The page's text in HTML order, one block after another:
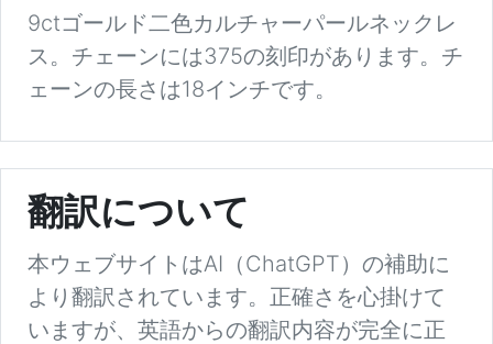
9ctゴールド二色カルチャーパールネックレ
ス。チェーンには375の刻印があります。チ
ェーンの長さは18インチです。
翻訳について
本ウェブサイトはAI（ChatGPT）の補助に
より翻訳されています。正確さを心掛けて
いますが、英語からの翻訳内容が完全に正